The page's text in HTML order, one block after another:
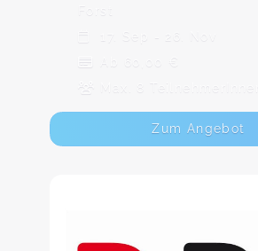
Forst
17. Sep - 26. Nov
Ab 60,00 €
Max. 8 TeilnehmerInnen
Zum Angebot